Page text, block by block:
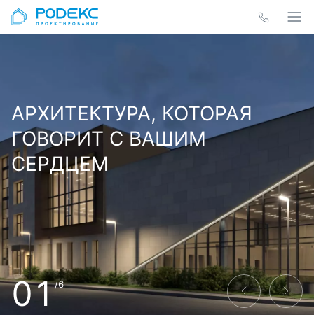
АРХИТЕКТУРА, КОТОРАЯ
ГОВОРИТ С ВАШИМ
СЕРДЦЕМ
01/6